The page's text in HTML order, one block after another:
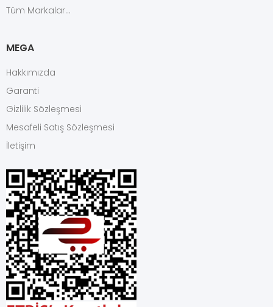
Tüm Markalar...
MEGA
Hakkımızda
Garanti
Gizlilik Sözleşmesi
Mesafeli Satış Sözleşmesi
İletişim